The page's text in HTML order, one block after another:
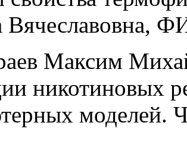
Вячеславовна,
Максим
никотиновых
моделей.